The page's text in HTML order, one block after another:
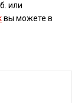
или
вы можете в